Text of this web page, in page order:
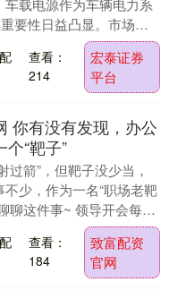
车载电源作为车辆电力系
要性日益凸显。市场对
正从标准化向高度定制
高....查看：
214
宏泰证券
平台
你有没有发现，办公
“靶子”
过箭”，但靶子没少当，
少，作为一名“职场老靶
聊这件事~ 领导开会每次
那几样： “最近业绩下
查看：
184
致富配资
官网